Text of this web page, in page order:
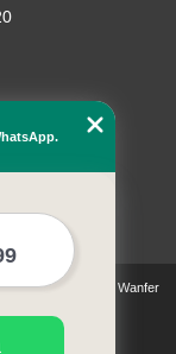
Copyright© Wanfer